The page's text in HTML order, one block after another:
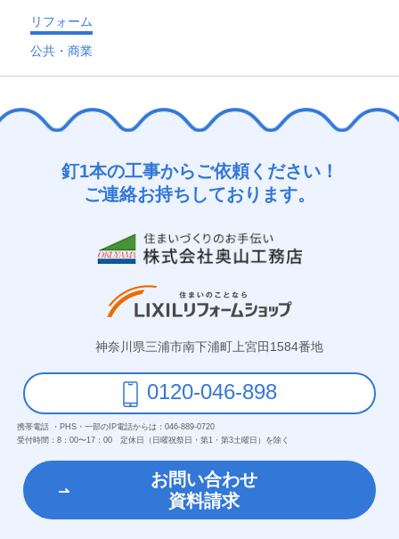
リフォーム
公共・商業
釘1本の工事からご依頼ください！
ご連絡お持ちしております。
神奈川県三浦市南下浦町上宮田1584番地
0120-046-898
お問い合わせ
資料請求
携帯電話 ・PHS・一部のIP電話からは： 046-889-0720
受付時間： 8：00〜17：00 定休日（日曜祝祭日・第1・第3土曜日）を除く